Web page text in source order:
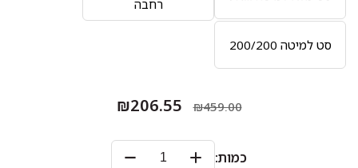
רחבה
סט למיטה 200/200
₪459.00
₪206.55
כמות: